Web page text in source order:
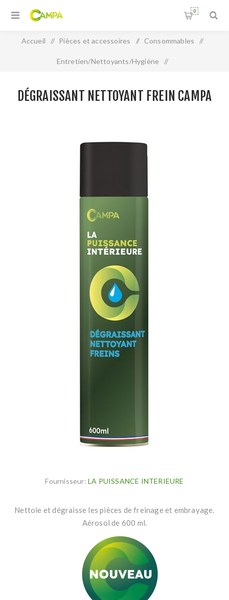
0
Accueil / Pièces et accessoires / Consommables /
Entretien/Nettoyants/Hygiène /
DÉGRAISSANT NETTOYANT FREIN CAMPA
Fournisseur: LA PUISSANCE INTERIEURE
Nettoie et dégraisse les pièces de freinage et embrayage.
Aérosol de 600 ml.